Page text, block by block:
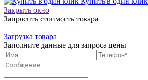
Закрыть окно
Запросить стоимость товара
Загрузка товара
Заполните данные для запроса цены